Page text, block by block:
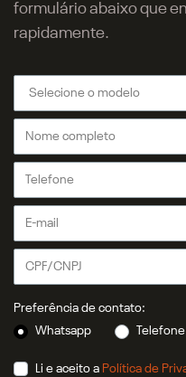
formulário abaixo que
rapidamente.
Preferência de contato:
Whatsapp
Telefone
Li e aceito a Política de